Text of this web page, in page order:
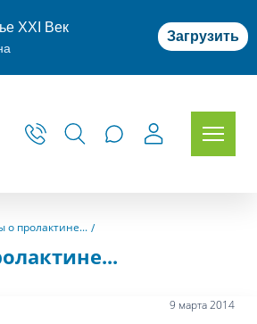
XXI Век
Загрузить
о пролактине...
9 марта 2014